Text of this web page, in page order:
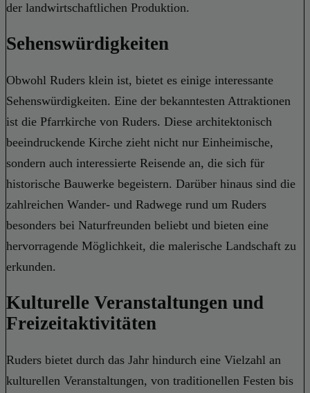
der landwirtschaftlichen Produktion.
Sehenswürdigkeiten
Obwohl Ruders klein ist, bietet es einige interessante
Sehenswürdigkeiten. Eine der bekanntesten Attraktionen
ist die Pfarrkirche von Ruders. Diese architektonisch
beeindruckende Kirche zieht nicht nur Einheimische,
sondern auch interessierte Reisende an, die sich für
historische Bauwerke begeistern. Darüber hinaus sind die
zahlreichen Wander- und Radwege rund um Ruders
besonders bei Naturfreunden beliebt und bieten eine
hervorragende Möglichkeit, die malerische Landschaft zu
erkunden.
Kulturelle Veranstaltungen und
Freizeitaktivitäten
Ruders bietet durch das Jahr hindurch eine Vielzahl an
kulturellen Veranstaltungen, von traditionellen Festen bis